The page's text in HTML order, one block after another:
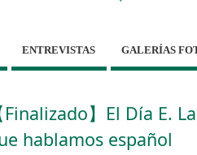
ENTREVISTAS GALERÍAS
Finalizado】El Día E.
hablamos español